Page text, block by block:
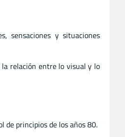
sensaciones y situaciones
relación entre lo visual y lo
de principios de los años 80.